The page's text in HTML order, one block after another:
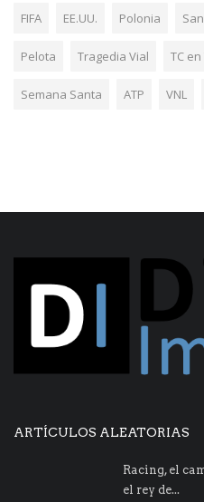
FIFA EE.UU. Polonia
Pelota Tragedia Vial TC
Semana Santa ATP VNL
ARTÍCULOS ALEATORIAS
Racing, el
el rey de...